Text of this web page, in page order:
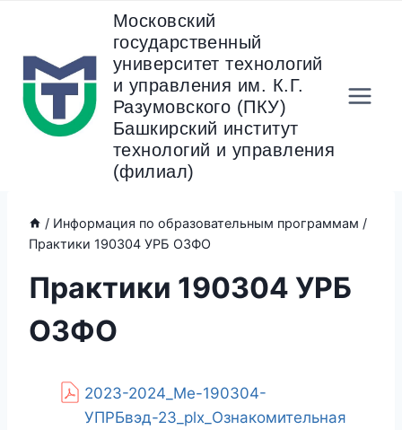
содержанию
Московский
государственный
университет технологий
и управления им. К.Г.
Разумовского (ПКУ)
Башкирский институт
технологий и управления
(филиал)
/ Информация по образовательным программам /
Практики 190304 УРБ ОЗФО
Практики 190304 УРБ
ОЗФО
2023-2024_Ме-190304-
УПРБвэд-23_plx_Ознакомительная